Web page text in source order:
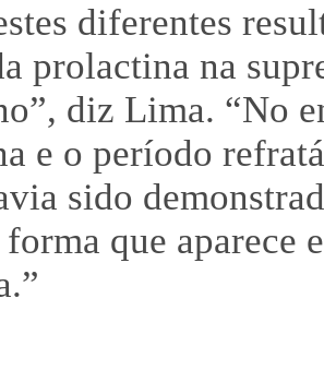
diferentes
prolactina na
diz Lima. “No
e o período
sido
que aparece